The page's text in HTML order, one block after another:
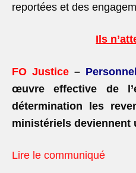
reportées et des
Ils
FO Justice –
œuvreeffective de
détermination les
ministériels deviennent
Lire le communiqué